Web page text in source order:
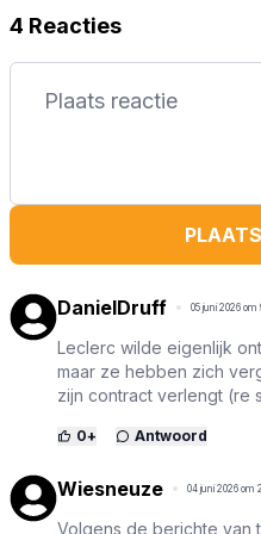
4 Reacties
DanielDruff 05 juni 2026 om
Leclerc wilde eigenlijk
maar ze hebben zich
zijn contract verlengt (re
0+ Antwoord
Wiesneuze 04 juni 2026 om
Volgens de berichte van